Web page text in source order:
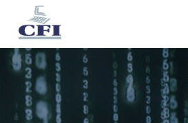
a
s
s
a